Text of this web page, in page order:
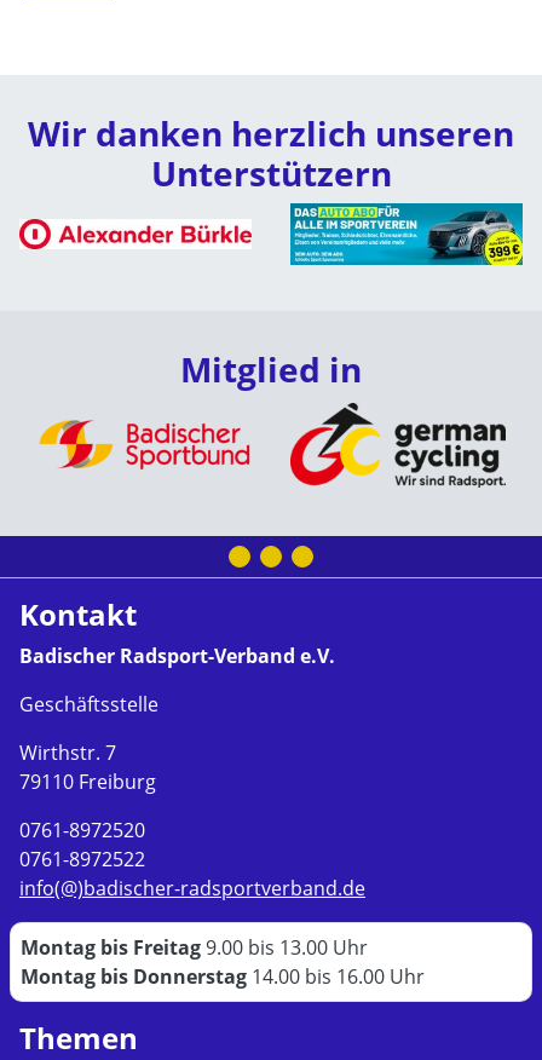
Wir danken herzlich unseren
Unterstützern
Mitglied in
Kontakt
Badischer Radsport-Verband e.V.
Geschäftsstelle
Wirthstr. 7
79110 Freiburg
0761-8972520
0761-8972522
info(@)badischer-radsportverband.de
Montag bis Freitag9.00 bis 13.00 Uhr
Montag bis Donnerstag 14.00 bis 16.00 Uhr
Themen